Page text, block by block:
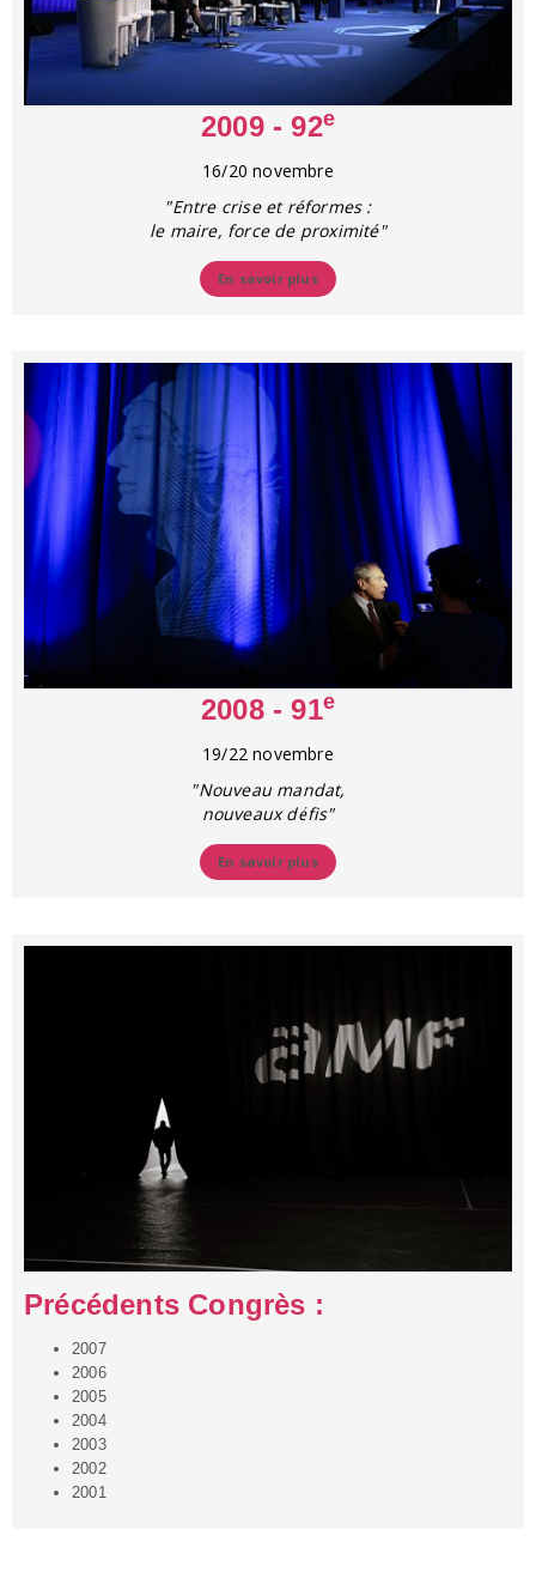
2009 - 92e
16/20 novembre
"Entre crise et réformes :
le maire, force de proximité"
En savoir plus
2008 - 91e
19/22 novembre
"Nouveau mandat,
nouveaux défis"
En savoir plus
Précédents Congrès :
2007
2006
2005
2004
2003
2002
2001